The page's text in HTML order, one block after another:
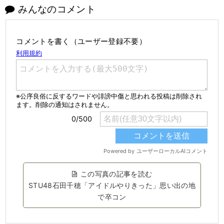
みんなのコメント
コメントを書く（ユーザー登録不要）
この写真の記事を読む
STU48石田千穂「アイドルやりきった」思い出の地
で卒コン